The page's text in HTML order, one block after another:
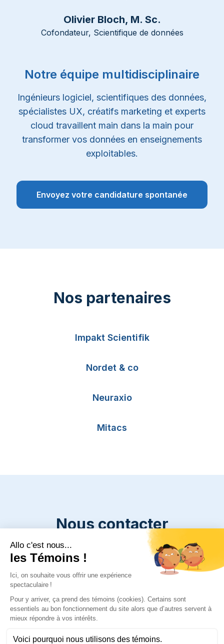
Olivier Bloch, M. Sc.
Cofondateur, Scientifique de données
Notre équipe multidisciplinaire
Ingénieurs logiciel, scientifiques des données,
spécialistes UX, créatifs marketing et experts
cloud travaillent main dans la main pour
transformer vos données en enseignements
exploitables.
Envoyez votre candidature spontanée
Nos partenaires
Impakt Scientifik
Nordet & co
Neuraxio
Mitacs
Nous contacter
Une question, une demande ou un projet à nous
confier ? Communiquez avec nous pour discuter
de vos besoins.
Remplir le formulaire